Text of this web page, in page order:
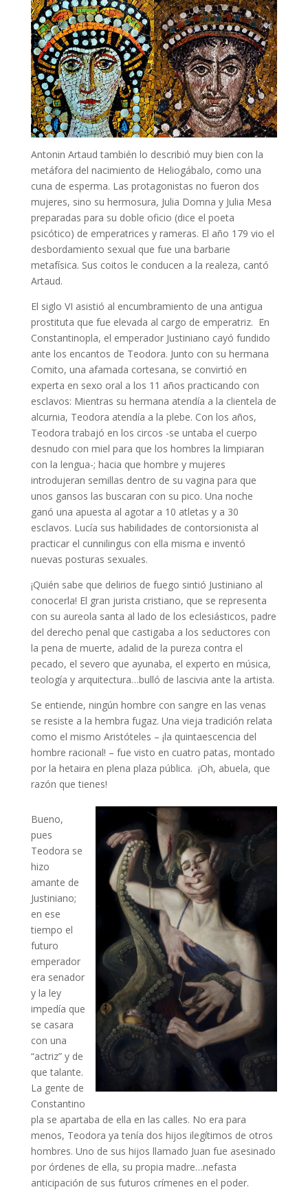
Antonin Artaud también lo describió muy bien con la
metáfora del nacimiento de Heliogábalo, como una
cuna de esperma. Las protagonistas no fueron dos
mujeres, sino su hermosura, Julia Domna y Julia Mesa
preparadas para su doble oficio (dice el poeta
psicótico) de emperatrices y rameras. El año 179 vio el
desbordamiento sexual que fue una barbarie
metafísica. Sus coitos le conducen a la realeza, cantó
Artaud.
El siglo VI asistió al encumbramiento de una antigua
prostituta que fue elevada al cargo de emperatriz. En
Constantinopla, el emperador Justiniano cayó fundido
ante los encantos de Teodora. Junto con su hermana
Comito, una afamada cortesana, se convirtió en
experta en sexo oral a los 11 años practicando con
esclavos: Mientras su hermana atendía a la clientela de
alcurnia, Teodora atendía a la plebe. Con los años,
Teodora trabajó en los circos -se untaba el cuerpo
desnudo con miel para que los hombres la limpiaran
con la lengua-; hacia que hombre y mujeres
introdujeran semillas dentro de su vagina para que
unos gansos las buscaran con su pico. Una noche
ganó una apuesta al agotar a 10 atletas y a 30
esclavos. Lucía sus habilidades de contorsionista al
practicar el cunnilingus con ella misma e inventó
nuevas posturas sexuales.
¡Quién sabe que delirios de fuego sintió Justiniano al
conocerla! El gran jurista cristiano, que se representa
con su aureola santa al lado de los eclesiásticos, padre
del derecho penal que castigaba a los seductores con
la pena de muerte, adalid de la pureza contra el
pecado, el severo que ayunaba, el experto en música,
teología y arquitectura…bulló de lascivia ante la artista.
Se entiende, ningún hombre con sangre en las venas
se resiste a la hembra fugaz. Una vieja tradición relata
como el mismo Aristóteles – ¡la quintaescencia del
hombre racional! – fue visto en cuatro patas, montado
por la hetaira en plena plaza pública. ¡Oh, abuela, que
razón que tienes!
Bueno,
pues
Teodora se
hizo
amante de
Justiniano;
en ese
tiempo el
futuro
emperador
era senador
y la ley
impedía que
se casara
con una
“actriz” y de
que talante.
La gente de
Constantino
pla se apartaba de ella en las calles. No era para
menos, Teodora ya tenía dos hijos ilegítimos de otros
hombres. Uno de sus hijos llamado Juan fue asesinado
por órdenes de ella, su propia madre…nefasta
anticipación de sus futuros crímenes en el poder.